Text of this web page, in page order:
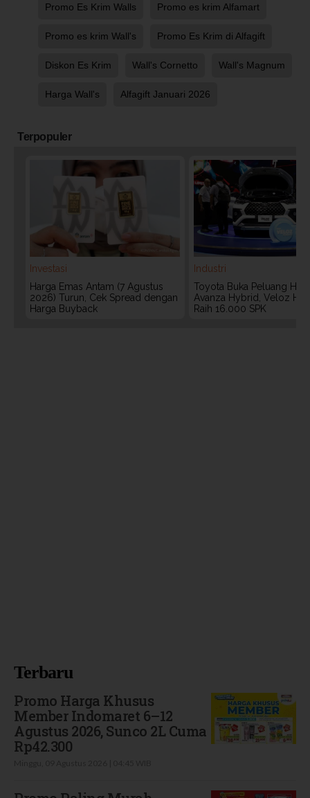
Promo Es Krim Walls Promo es krim Alfamart
Promo es krim Wall's Promo Es Krim di Alfagift
Diskon Es Krim Wall's Cornetto Wall's Magnum
Harga Wall's Alfagift Januari 2026
Terpopuler
Investasi
Harga Emas Antam (7 Agustus
2026) Turun, Cek Spread dengan
Harga Buyback
Industri
Toyota Buka Peluang
Avanza Hybrid, Veloz
Raih 16.000 SPK
Terbaru
Promo Harga Khusus
Member Indomaret 6–12
Agustus 2026, Sunco 2L Cuma
Rp42.300